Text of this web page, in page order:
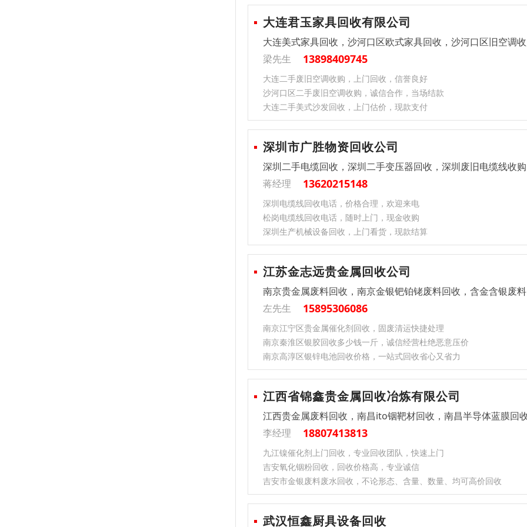
大连君玉家具回收有限公司
大连美式家具回收，沙河口区欧式家具回收，沙河口区旧空调
梁先生
13898409745
大连二手废旧空调收购，上门回收，信誉良好
沙河口区二手废旧空调收购，诚信合作，当场结款
大连二手美式沙发回收，上门估价，现款支付
深圳市广胜物资回收公司
深圳二手电缆回收，深圳二手变压器回收，深圳废旧电缆线收购
蒋经理
13620215148
深圳电缆线回收电话，价格合理，欢迎来电
松岗电缆线回收电话，随时上门，现金收购
深圳生产机械设备回收，上门看货，现款结算
江苏金志远贵金属回收公司
南京贵金属废料回收，南京金银钯铂铑废料回收，含金含银废
左先生
15895306086
南京江宁区贵金属催化剂回收，固废清运快捷处理
南京秦淮区银胶回收多少钱一斤，诚信经营杜绝恶意压价
南京高淳区银锌电池回收价格，一站式回收省心又省力
江西省锦鑫贵金属回收冶炼有限公司
江西贵金属废料回收，南昌ito铟靶材回收，南昌半导体蓝膜回
李经理
18807413813
九江镍催化剂上门回收，专业回收团队，快速上门
吉安氧化铟粉回收，回收价格高，专业诚信
吉安市金银废料废水回收，不论形态、含量、数量、均可高价回收
武汉恒鑫厨具设备回收